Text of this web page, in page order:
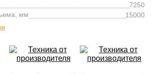
7250
мм
15000